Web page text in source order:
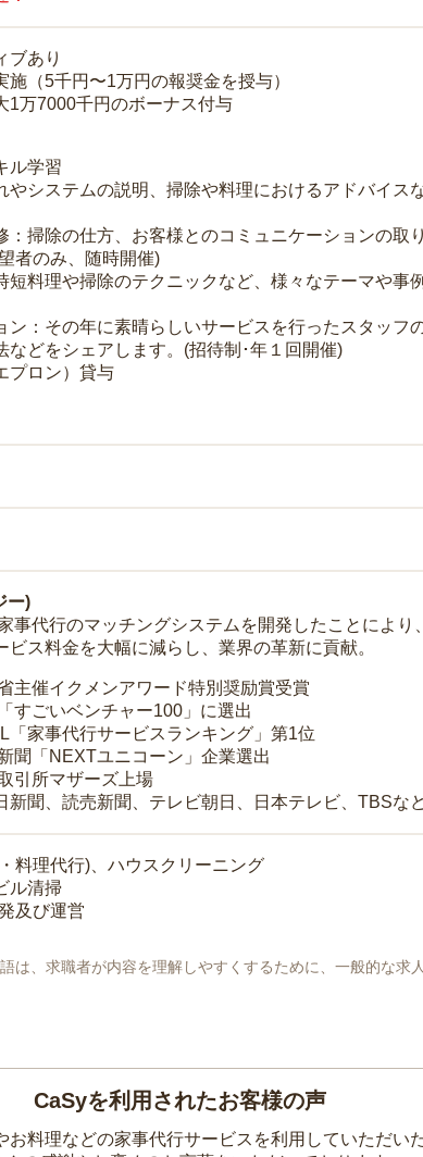
ブあり
施（5千円〜1万円の報奨金を授与）
1万7000千円のボーナス付与
ル学習
やシステムの説明、掃除や料理におけるアドバイス
：掃除の仕方、お客様とのコミュニケーションの
者のみ、随時開催)
短料理や掃除のテクニックなど、様々なテーマや事
ン：その年に素晴らしいサービスを行ったスタッ
などをシェアします。(招待制･年１回開催)
プロン）貸与
ー)
事代行のマッチングシステムを開発したことによ
ビス料金を大幅に減らし、業界の革新に貢献。
催イクメンアワード特別奨励賞受賞
ごいベンチャー100」に選出
家事代行サービスランキング」第1位
「NEXTユニコーン」企業選出
引所マザーズ上場
新聞、読売新聞、テレビ朝日、日本テレビ、TBSな
料理代行)、ハウスクリーニング
ル清掃
及び運営
、求職者が内容を理解しやすくするために、一般的な求
CaSyを利用されたお客様の声
料理などの家事代行サービスを利用していただい